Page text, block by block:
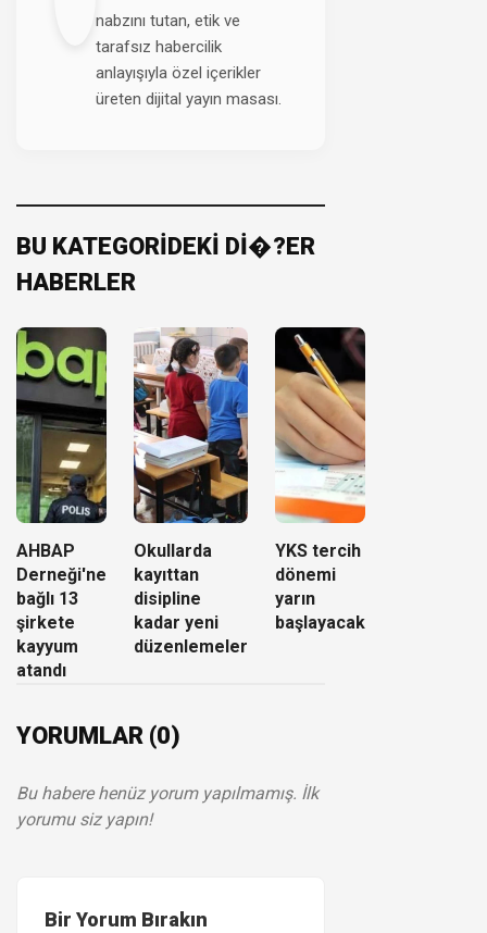
nabzını tutan, etik ve
tarafsız habercilik
anlayışıyla özel içerikler
üreten dijital yayın masası.
BU KATEGORİDEKİ Dİ�?ER
HABERLER
AHBAP
Derneği'ne
bağlı 13
şirkete
kayyum
atandı
Okullarda
kayıttan
disipline
kadar yeni
düzenlemeler
YKS tercih
dönemi
yarın
başlayacak
YORUMLAR (0)
Bu habere henüz yorum yapılmamış. İlk
yorumu siz yapın!
Bir Yorum Bırakın